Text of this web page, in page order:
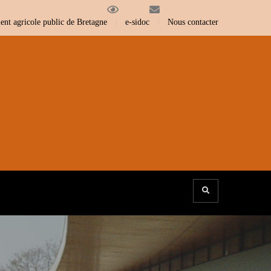
agricole public de Bretagne e-sidoc Nous contacter